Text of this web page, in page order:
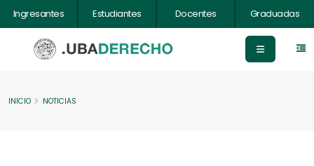
Ingresantes Estudiantes Docentes Graduadas
INICIO NOTICIAS